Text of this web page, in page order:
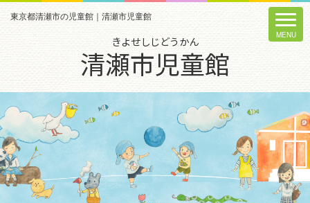
東京都清瀬市の児童館｜清瀬市児童館
きよせしじどうかん
清瀬市児童館